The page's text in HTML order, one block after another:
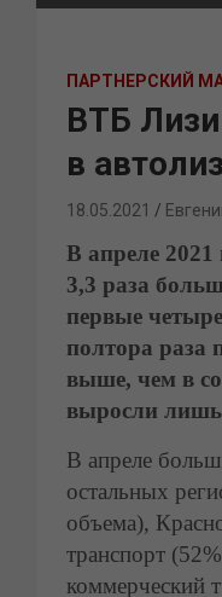
ПАРТНЕРСКИЙ
ВТБ
в
18.05.2021
В апреле
3,3 раза
первые
полтора раза
выше, чем в
выросли лишь
В апреле
остальных
объема),
транспорт
коммерческий